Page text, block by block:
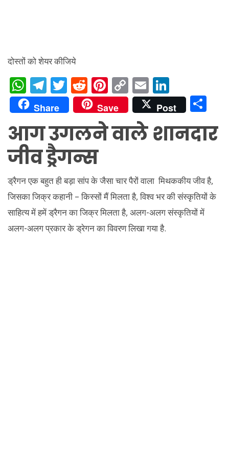
दोस्तों को शेयर कीजिये
W
h
at
s
A
p
p
T
el
e
gr
a
m
T
w
itt
er
R
e
d
di
t
Pi
nt
er
e
C
o
p
y
k
E
m
ai
n
k
e
Share Save Post
ar
आग उगलने वाले शानदार
जीव ड्रैगन्स
ड्रैगन एक बहुत ही बड़ा सांप के जैसा चार पैरों वाला मिथककीय जीव है,
जिसका जिक्र कहानी – किस्सों मैं मिलता है, विश्व भर की संस्कृतियों के
साहित्य में हमें ड्रैगन का जिक्र मिलता है, अलग-अलग संस्कृतियों में
अलग-अलग प्रकार के ड्रेगन का विवरण लिखा गया है.